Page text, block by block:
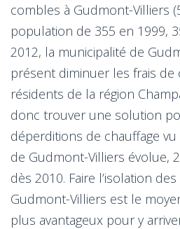
combles à Gudmont-Villiers
population de 355 en 1999,
2012, la municipalité de
présent diminuer les frais de
résidents de la région
donc trouver une solution
déperditions de chauffage
de Gudmont-Villiers évolue,
dès 2010. Faire l’isolation
Gudmont-Villiers est le
plus avantageux pour y